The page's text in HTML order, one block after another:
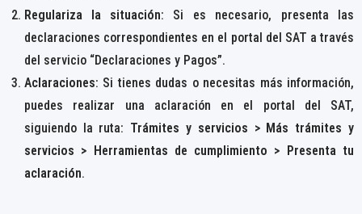
Regulariza la situación: Si es necesario, presenta las
declaraciones correspondientes en el portal del SAT a través
del servicio “Declaraciones y Pagos”.
Aclaraciones: Si tienes dudas o necesitas más información,
puedes realizar una aclaración en el portal del SAT,
siguiendo la ruta: Trámites y servicios > Más trámites y
servicios > Herramientas de cumplimiento > Presenta tu
aclaración.